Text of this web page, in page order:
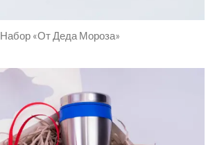
Набор «От Деда Мороза»